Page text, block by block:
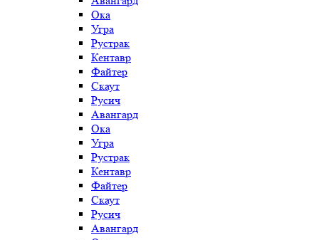
Ока
Угра
Рустрак
Кентавр
Файтер
Скаут
Русич
Авангард
Ока
Угра
Рустрак
Кентавр
Файтер
Скаут
Русич
Авангард